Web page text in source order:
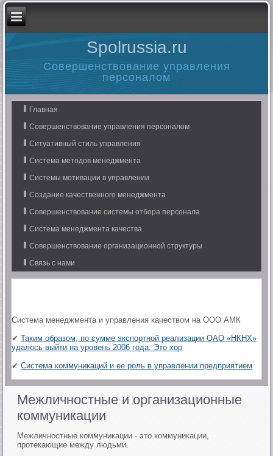
Spolrussia.ru
Совершенствование управления
персоналом
Главная
Совершенствование управления персоналом
Ситуативный стиль управления
Система методов менеджмента
Системы мотивации в управлении
Создание качественного менеджмента
Совершенствование системы отбора персонала
Система менеджмента качества
Совершенствование организационной структуры
Связь с нами
Система менеджмента и управления качеством на ООО АМК
✔Таким образом, по сумме экспортной реализации ОАО «НКНХ»
удалось выйти на уровень 2006 года. Это хор
✔Система коммуникаций и ее роль в управлении предприятием
Межличностные и организационные
коммуникации
Межличностные коммуникации - это коммуникации,
протекающие между людьми.